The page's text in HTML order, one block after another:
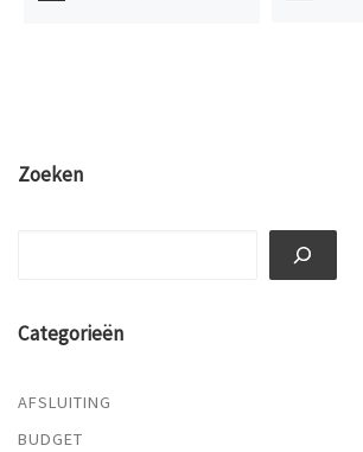
Zoeken
Categorieën
AFSLUITING
BUDGET